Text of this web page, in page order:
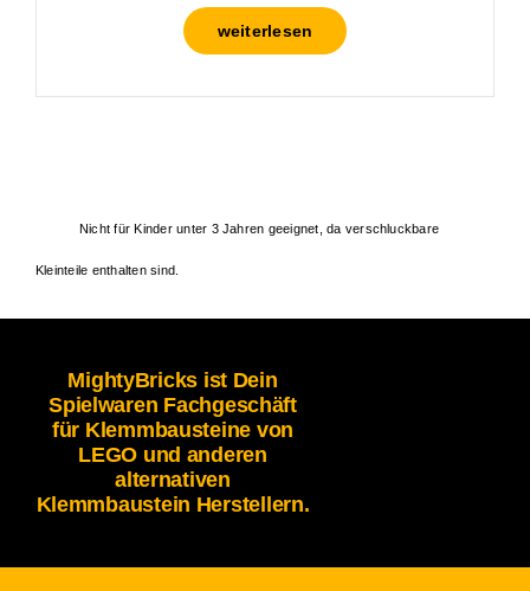
weiterlesen
Nicht für Kinder unter 3 Jahren geeignet, da verschluckbare
Kleinteile enthalten sind.
MightyBricks ist Dein
Spielwaren Fachgeschäft
für Klemmbausteine von
LEGO und anderen
alternativen
Klemmbaustein Herstellern.